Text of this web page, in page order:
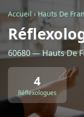
Accueil›Hauts De
60680 — Hauts De
4
Réflexologues